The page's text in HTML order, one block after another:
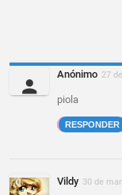
Anónimo 27
piola
RESPONDER
Vildy 30 de